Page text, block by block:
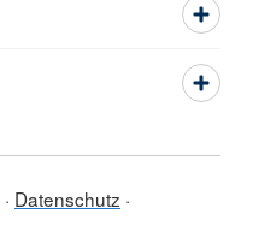
Datenschutz